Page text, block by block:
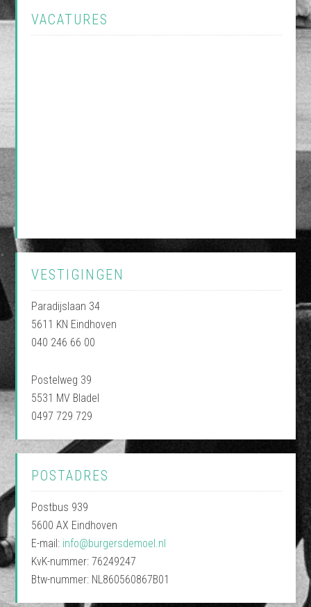
VACATURES
VESTIGINGEN
Paradijslaan 34
5611 KN Eindhoven
040 246 66 00
Postelweg 39
5531 MV Bladel
0497 729 729
POSTADRES
Postbus 939
5600 AX Eindhoven
E-mail: info@burgersdemoel.nl
KvK-nummer: 76249247
Btw-nummer: NL860560867B01